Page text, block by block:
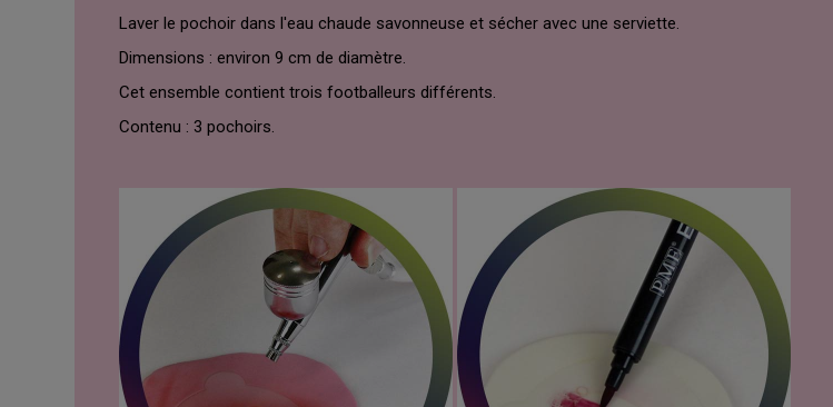
Laver le pochoir dans l'eau chaude savonneuse et sécher avec une serviette.
Dimensions : environ 9 cm de diamètre.
Cet ensemble contient trois footballeurs différents.
Contenu : 3 pochoirs.